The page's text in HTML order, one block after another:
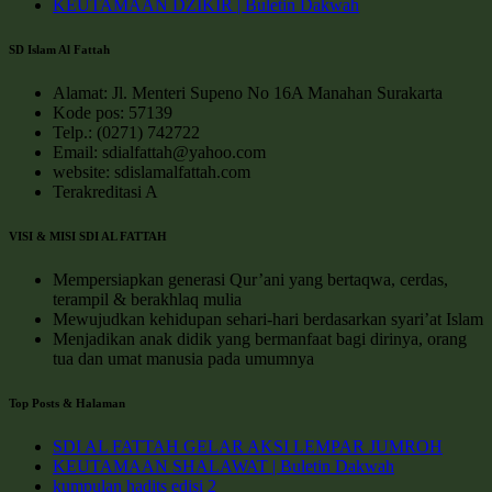
KEUTAMAAN DZIKIR | Buletin Dakwah
SD Islam Al Fattah
Alamat: Jl. Menteri Supeno No 16A Manahan Surakarta
Kode pos: 57139
Telp.: (0271) 742722
Email: sdialfattah@yahoo.com
website: sdislamalfattah.com
Terakreditasi A
VISI & MISI SDI AL FATTAH
Mempersiapkan generasi Qur’ani yang bertaqwa, cerdas,
terampil & berakhlaq mulia
Mewujudkan kehidupan sehari-hari berdasarkan syari’at Islam
Menjadikan anak didik yang bermanfaat bagi dirinya, orang
tua dan umat manusia pada umumnya
Top Posts & Halaman
SDI AL FATTAH GELAR AKSI LEMPAR JUMROH
KEUTAMAAN SHALAWAT | Buletin Dakwah
kumpulan hadits edisi 2